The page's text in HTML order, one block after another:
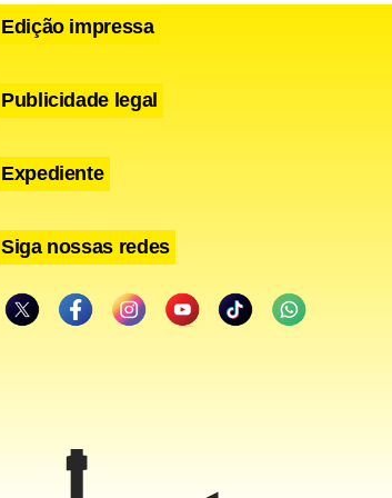
Edição impressa
Publicidade legal
Expediente
Siga nossas redes